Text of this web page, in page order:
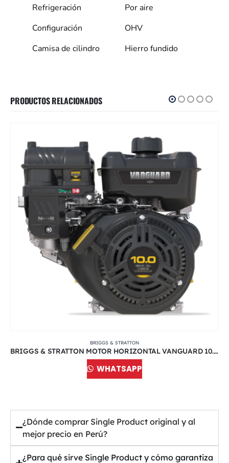
Refrigeración
Por aire
Configuración
OHV
Camisa de cilindro
Hierro fundido
PRODUCTOS RELACIONADOS
BRIGGS & STRATTON
BRIGGS & STRATTON MOTOR HORIZONTAL VANGUARD 10.0 HP 307 CC 3600 RPM
WHATSAPP
¿Dónde comprar Single Product original y al
mejor precio en Perú?
¿Para qué sirve Single Product y cómo garantiza